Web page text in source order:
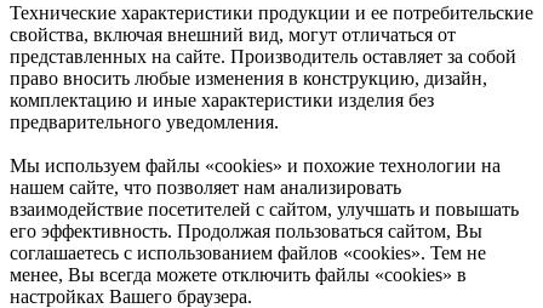
Технические характеристики продукции и ее потребительские
свойства, включая внешний вид, могут отличаться от
представленных на сайте. Производитель оставляет за собой
право вносить любые изменения в конструкцию, дизайн,
комплектацию и иные характеристики изделия без
предварительного уведомления.
Мы используем файлы «cookies» и похожие технологии на
нашем сайте, что позволяет нам анализировать
взаимодействие посетителей с сайтом, улучшать и повышать
его эффективность. Продолжая пользоваться сайтом, Вы
соглашаетесь с использованием файлов «cookies». Тем не
менее, Вы всегда можете отключить файлы «cookies» в
настройках Вашего браузера.